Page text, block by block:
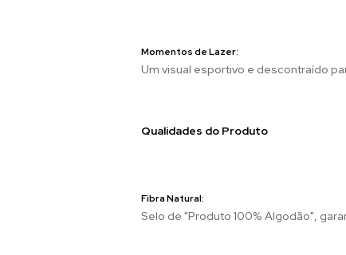
Momentos de Lazer:
Um visual esportivo e descontraído
Qualidades do Produto
Fibra Natural:
Selo de "Produto 100% Algodão",